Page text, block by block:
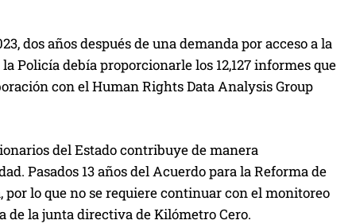
dos años después de una demanda por acceso a la
Policía debía proporcionarle los 12,127 informes que
con el Human Rights Data Analysis Group
del Estado contribuye de manera
Pasados 13 años del Acuerdo para la Reforma de
lo que no se requiere continuar con el monitoreo
de la junta directiva de Kilómetro Cero.